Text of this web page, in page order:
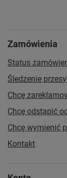
Zamówienia
Status
Śledzenie
Chcę
Chcę odstąpić
Chcę wymienić
Kontakt